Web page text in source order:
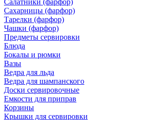
Салатники (фарфор)
Сахарницы (фарфор)
Тарелки (фарфор)
Чашки (фарфор)
Предметы сервировки
Блюда
Бокалы и рюмки
Вазы
Ведра для льда
Ведра для шампанского
Доски сервировочные
Емкости для приправ
Корзины
Крышки для сервировки